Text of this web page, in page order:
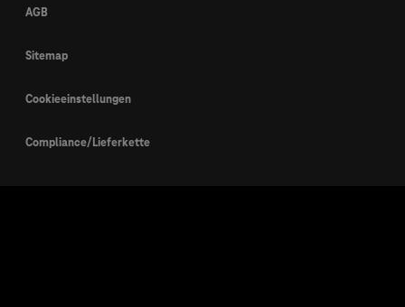
AGB
Sitemap
Cookieeinstellungen
Compliance/Lieferkette